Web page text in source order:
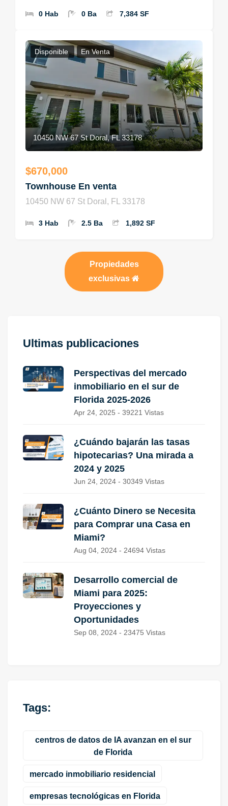
0 Hab 0 Ba 7,384 SF
Disponible En Venta
10450 NW 67 St Doral, FL 33178
$670,000
Townhouse En venta
10450 NW 67 St Doral, FL 33178
3 Hab 2.5 Ba 1,892 SF
Propiedades
exclusivas
Ultimas publicaciones
Perspectivas del mercado
inmobiliario en el sur de
Florida 2025-2026
Apr 24, 2025 - 39221 Vistas
¿Cuándo bajarán las tasas
hipotecarias? Una mirada a
2024 y 2025
Jun 24, 2024 - 30349 Vistas
¿Cuánto Dinero se Necesita
para Comprar una Casa en
Miami?
Aug 04, 2024 - 24694 Vistas
Desarrollo comercial de
Miami para 2025:
Proyecciones y
Oportunidades
Sep 08, 2024 - 23475 Vistas
Tags:
centros de datos de IA avanzan en el sur
de Florida
mercado inmobiliario residencial
empresas tecnológicas en Florida